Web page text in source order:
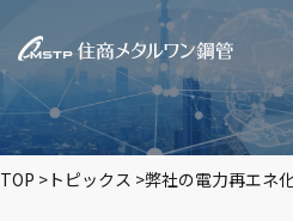
TOP トピックス 弊社の電力再エネ